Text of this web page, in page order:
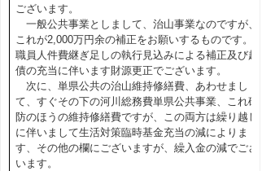
ございます。
一般公共事業としまして、治山事業なのですが、
これが2,000万円余の補正をお願いするものです。
職員人件費継ぎ足しの執行見込みによる補正及び起
債の充当に伴います財源更正でございます。
次に、単県公共の治山維持修繕費、あわせまし
て、すぐその下の河川総務費単県公共事業、これ砂
防のほうの維持修繕費ですが、この両方は繰り越し
に伴いまして生活対策臨時基金充当の減によりま
す、その他の欄にございますが、繰入金の減でござ
います。